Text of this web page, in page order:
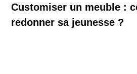
Customiser un meuble :
redonner sa jeunesse ?